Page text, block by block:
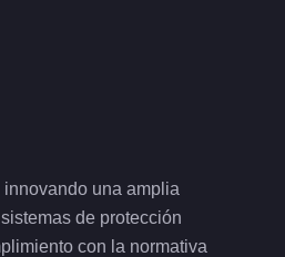
una amplia
de protección
con la normativa